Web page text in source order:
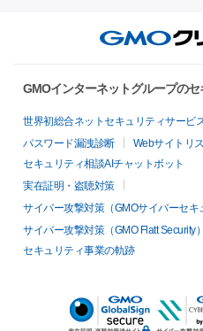
GMOインターネットグループの
世界初総合ネットセキュリティサービ
パスワード漏洩診断
Webサイトリ
セキュリティ相談AIチャットボット
実在証明・盗聴対策
サイバー攻撃対策（GMOサイバーセキ
サイバー攻撃対策（GMO Flatt Security）
セキュリティ事業の軌跡